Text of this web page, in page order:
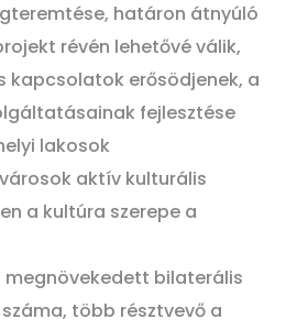
határon átnyúló
révén lehetővé válik,
kapcsolatok erősödjenek, a
fejlesztése
lakosok
aktív kulturális
a kultúra szerepe a
megnövekedett bilaterális
több résztvevő a